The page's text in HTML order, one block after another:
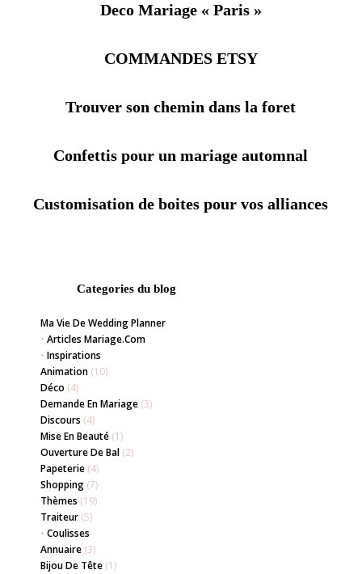
Deco Mariage « Paris »
COMMANDES ETSY
Trouver son chemin dans la foret
Confettis pour un mariage automnal
Customisation de boites pour vos alliances
Categories du blog
Ma Vie De Wedding Planner
• Articles Mariage.com
• Inspirations
Animation(10)
Déco (4)
Demande En Mariage(3)
Discours (4)
Mise En Beauté(1)
Ouverture De Bal(2)
Papeterie(4)
Shopping(7)
Thèmes (19)
Traiteur(5)
• Coulisses
Annuaire(3)
Bijou De Tête(1)